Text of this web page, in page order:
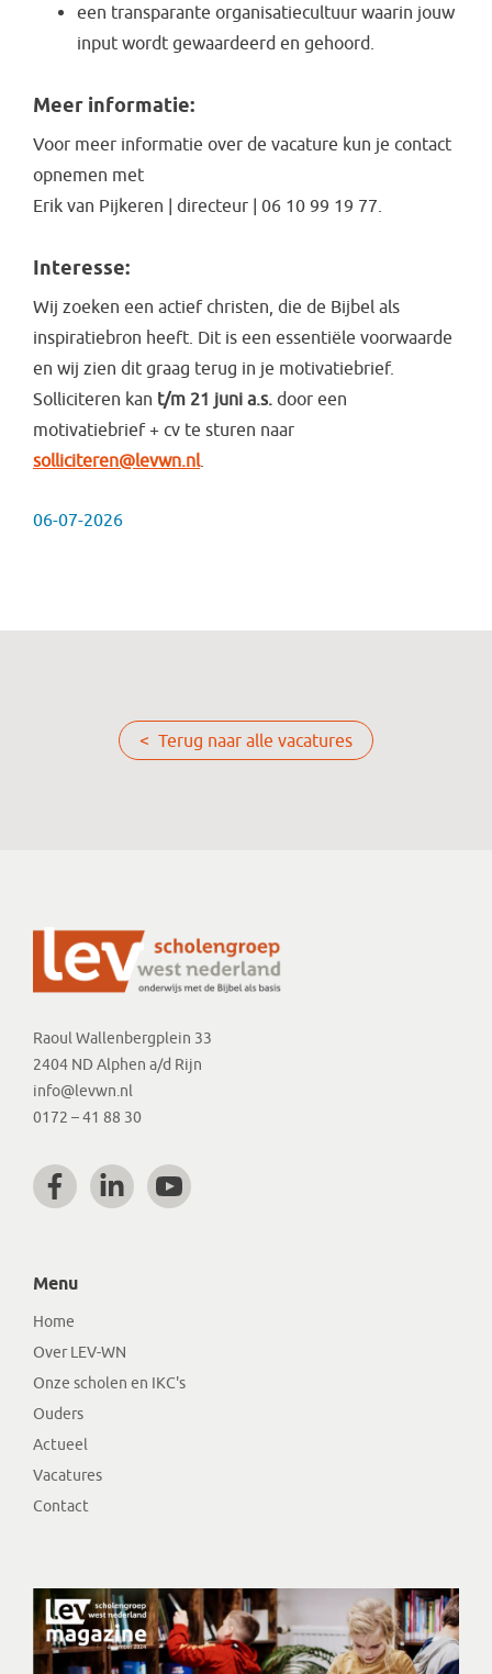
een transparante organisatiecultuur waarin jouw
input wordt gewaardeerd en gehoord.
Meer informatie:
Voor meer informatie over de vacature kun je contact
opnemen met
Erik van Pijkeren | directeur | 06 10 99 19 77.
Interesse:
Wij zoeken een actief christen, die de Bijbel als
inspiratiebron heeft. Dit is een essentiële voorwaarde
en wij zien dit graag terug in je motivatiebrief.
Solliciteren kan t/m 21 juni a.s. door een
motivatiebrief + cv te sturen naar
solliciteren@levwn.nl.
06-07-2026
< Terug naar alle vacatures
Raoul Wallenbergplein 33
2404 ND Alphen a/d Rijn
info@levwn.nl
0172 – 41 88 30
Menu
Home
Over LEV-WN
Onze scholen en IKC's
Ouders
Actueel
Vacatures
Contact